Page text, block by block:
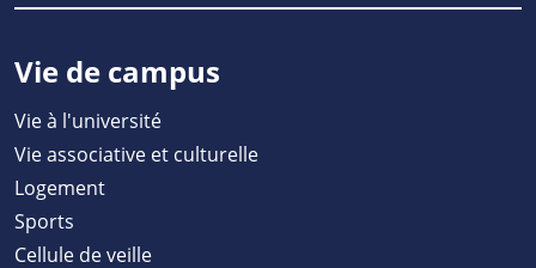
Vie de campus
Vie à l'université
Vie associative et culturelle
Logement
Sports
Cellule de veille